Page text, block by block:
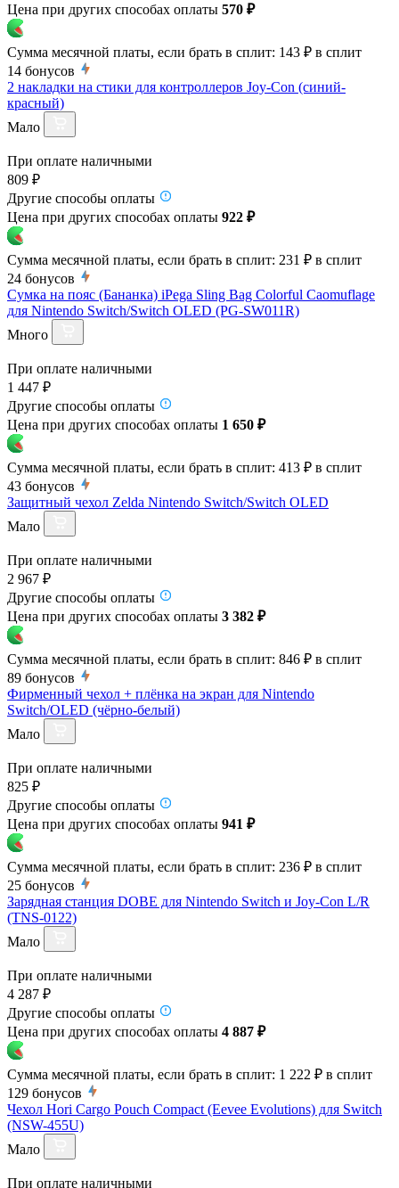
Цена при других способах оплаты 570 ₽
Сумма месячной платы, если брать в сплит: 143 ₽ в сплит
14 бонусов
2 накладки на стики для контроллеров Joy-Con (синий-
красный)
Мало
При оплате наличными
809 ₽
Другие способы оплаты
Цена при других способах оплаты 922 ₽
Сумма месячной платы, если брать в сплит: 231 ₽ в сплит
24 бонусов
Сумка на пояс (Бананка) iPega Sling Bag Colorful Caomuflage
для Nintendo Switch/Switch OLED (PG-SW011R)
Много
При оплате наличными
1 447 ₽
Другие способы оплаты
Цена при других способах оплаты 1 650 ₽
Сумма месячной платы, если брать в сплит: 413 ₽ в сплит
43 бонусов
Защитный чехол Zelda Nintendo Switch/Switch OLED
Мало
При оплате наличными
2 967 ₽
Другие способы оплаты
Цена при других способах оплаты 3 382 ₽
Сумма месячной платы, если брать в сплит: 846 ₽ в сплит
89 бонусов
Фирменный чехол + плёнка на экран для Nintendo
Switch/OLED (чёрно-белый)
Мало
При оплате наличными
825 ₽
Другие способы оплаты
Цена при других способах оплаты 941 ₽
Сумма месячной платы, если брать в сплит: 236 ₽ в сплит
25 бонусов
Зарядная станция DOBE для Nintendo Switch и Joy-Con L/R
(TNS-0122)
Мало
При оплате наличными
4 287 ₽
Другие способы оплаты
Цена при других способах оплаты 4 887 ₽
Сумма месячной платы, если брать в сплит: 1 222 ₽ в сплит
129 бонусов
Чехол Hori Cargo Pouch Compact (Eevee Evolutions) для Switch
(NSW-455U)
Мало
При оплате наличными